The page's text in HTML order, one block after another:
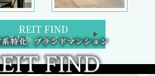
REIT FIND
5大キャンペーン